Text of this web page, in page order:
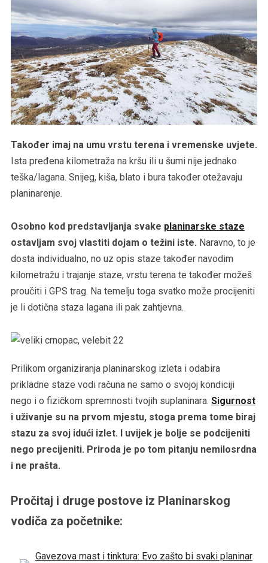
Također imaj na umu vrstu terena i vremenske uvjete.
Ista pređena kilometraža na kršu ili u šumi nije jednako
teška/lagana. Snijeg, kiša, blato i bura također otežavaju
planinarenje.
Osobno kod predstavljanja svake planinarske staze
ostavljam svoj vlastiti dojam o težini iste. Naravno, to je
dosta individualno, no uz opis staze također navodim
kilometražu i trajanje staze, vrstu terena te također možeš
proučiti i GPS trag. Na temelju toga svatko može procijeniti
je li dotična staza lagana ili pak zahtjevna.
Prilikom organiziranja planinarskog izleta i odabira
prikladne staze vodi računa ne samo o svojoj kondiciji
nego i o fizičkom spremnosti tvojih suplaninara. Sigurnost
i uživanje su na prvom mjestu, stoga prema tome biraj
stazu za svoj idući izlet. I uvijek je bolje se podcijeniti
nego precijeniti. Priroda je po tom pitanju nemilosrdna
i ne prašta.
Pročitaj i druge postove iz Planinarskog
vodiča za početnike:
Gavezova mast i tinktura: Evo zašto bi svaki planinar